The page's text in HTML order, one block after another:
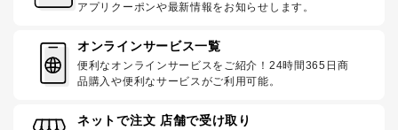
アプリクーポンや最新情報をお知らせします。
オンラインサービス一覧
便利なオンラインサービスをご紹介！24時間365日商
品購入や便利なサービスがご利用可能。
ネットで注文 店舗で受け取り